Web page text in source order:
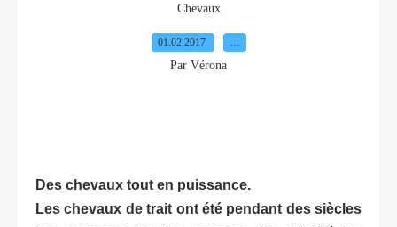
Chevaux
01.02.2017
Par Vérona
Des chevaux tout en puissance.
Les chevaux de trait ont été pendant des siècles